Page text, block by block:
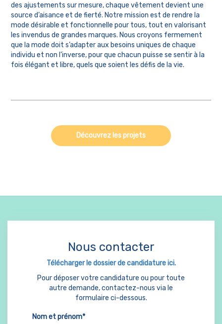
des ajustements sur mesure, chaque vêtement devient une
source d’aisance et de fierté. Notre mission est de rendre la
mode désirable et fonctionnelle pour tous, tout en valorisant
les invendus de grandes marques. Nous croyons fermement
que la mode doit s’adapter aux besoins uniques de chaque
individu et non l’inverse, pour que chacun puisse se sentir à la
fois élégant et libre, quels que soient les défis de la vie.
Découvrez les projets
Nous contacter
Télécharger le dossier de candidature ici.
Pour déposer votre candidature ou pour toute
autre demande, contactez-nous via le
formulaire ci-dessous.
Nom et prénom*